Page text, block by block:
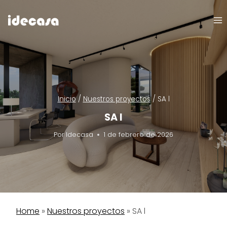
Inicio / Nuestros proyectos / SA l
SA l
Por Idecasa 1 de febrero de 2026
Home » Nuestros proyectos » SA l